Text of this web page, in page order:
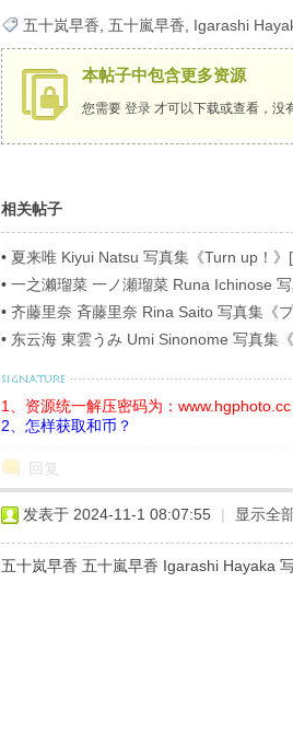
五十岚早香 五十嵐早香 Igarashi
本帖子中包含更多资源
您需要 登录 才可以下载或查看，没
相关帖子
• 夏来唯 Kiyui Natsu 写真集《Turn up！》
• 一之濑瑠菜 一ノ瀬瑠菜 Runa Ichinose
ラビアＳＰ！４》[54P]
• 齐藤里奈 斉藤里奈 Rina Saito 写真集《
イ》[71P]
• 东云海 東雲うみ Umi Sinonome 写真集
1、资源统一解压密码为：www.hgphoto.cc
2、怎样获取和币？
回复
发表于 2024-11-1 08:07:55 | 显示全
五十岚早香 五十嵐早香 Igarashi Hayaka